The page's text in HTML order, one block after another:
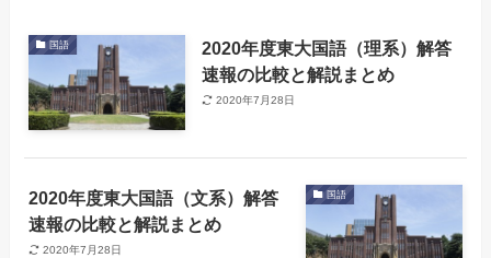
国語
2020年度東大国語（理系）解答
速報の比較と解説まとめ
2020年7月28日
国語
2020年度東大国語（文系）解答
速報の比較と解説まとめ
2020年7月28日